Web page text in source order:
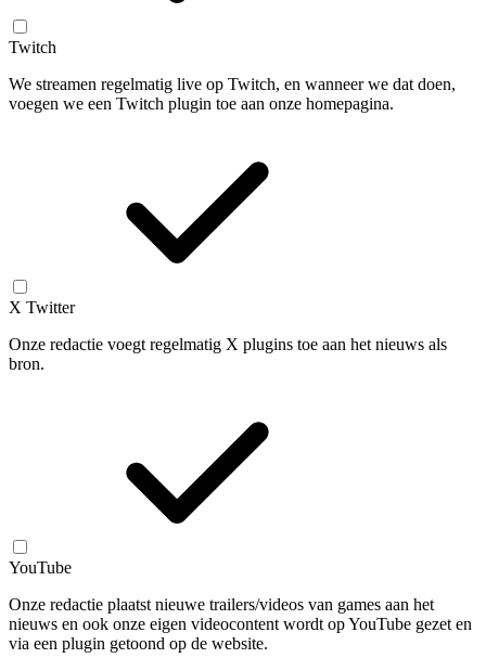
Twitch
We streamen regelmatig live op Twitch, en wanneer we dat doen,
voegen we een Twitch plugin toe aan onze homepagina.
X Twitter
Onze redactie voegt regelmatig X plugins toe aan het nieuws als
bron.
YouTube
Onze redactie plaatst nieuwe trailers/videos van games aan het
nieuws en ook onze eigen videocontent wordt op YouTube gezet en
via een plugin getoond op de website.